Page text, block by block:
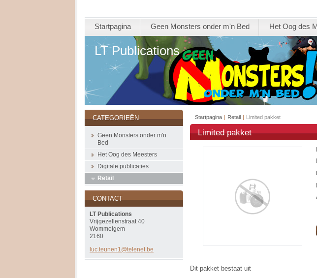
Startpagina Geen Monsters onder m'n Bed Het Oog des
LT Publications
Startpagina | Retail | Limited pakket
Limited pakket
Dit pakket bestaat uit
CATEGORIEËN
Geen Monsters onder m'n
Bed
Het Oog des Meesters
Digitale publicaties
Retail
CONTACT
LT Publications
Vrijgezellenstraat 40
Wommelgem
2160
luc.teunen1@telenet.be